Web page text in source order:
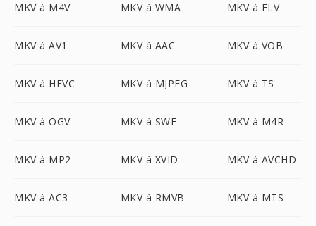
MKV à M4V MKV à WMA MKV à FLV
MKV à AV1 MKV à AAC MKV à VOB
MKV à HEVC MKV à MJPEG MKV à TS
MKV à OGV MKV à SWF MKV à M4R
MKV à MP2 MKV à XVID MKV à AVCHD
MKV à AC3 MKV à RMVB MKV à MTS